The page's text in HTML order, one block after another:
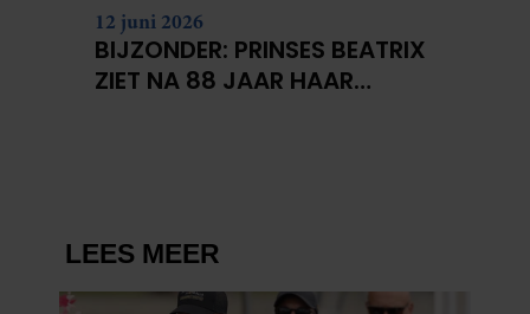
12 juni 2026
BIJZONDER: PRINSES BEATRIX
ZIET NA 88 JAAR HAAR